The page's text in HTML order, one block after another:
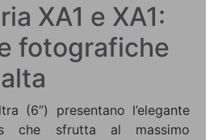
XA1 e XA1:
fotografiche
(6”) presentano l’elegante
che sfrutta al massimo